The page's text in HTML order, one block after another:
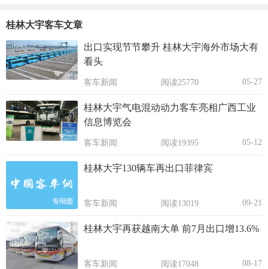
桂林大宇客车文章
出口实现节节攀升 桂林大宇海外市场大有
看头
客车新闻 阅读25770 05-27
桂林大宇气电混动动力客车亮相广西工业
信息博览会
客车新闻 阅读19395 05-12
桂林大宇130辆车再出口菲律宾
客车新闻 阅读13019 09-21
桂林大宇再获越南大单 前7月出口增13.6%
客车新闻 阅读17048 08-17